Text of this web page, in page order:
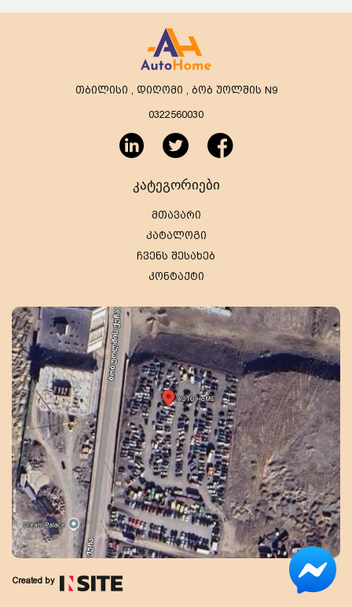
თბილისი , დიღომი , ბობ უოლშის N9
0322560030
კატეგორიები
მთავარი
კატალოგი
ჩვენს შესახებ
კონტაქტი
Created by